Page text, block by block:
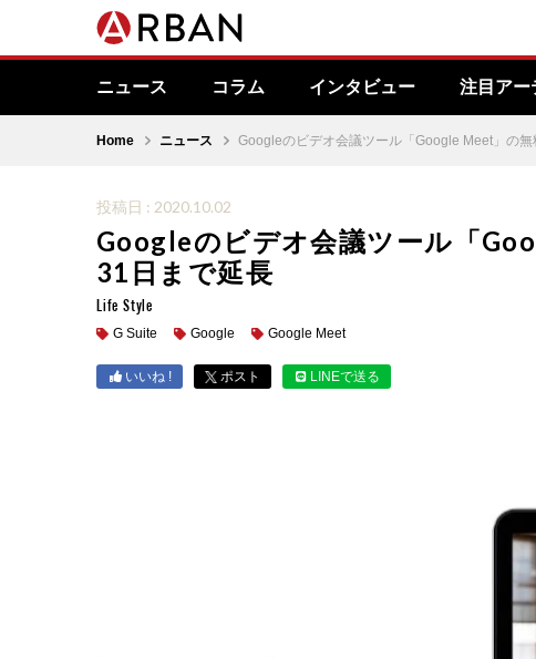
ニュース コラム インタビュー 注目アー
Home ニュース Googleのビデオ会議ツール「Google Meet」の
投稿日 : 2020.10.02
Googleのビデオ会議ツール「
31日まで延長
Life Style
G Suite Google Google Meet
いいね ! ポスト LINEで送る